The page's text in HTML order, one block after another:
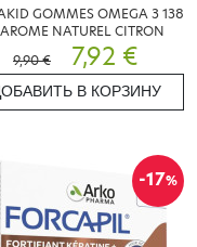
GOMMES OMEGA 3 138
NATUREL CITRON
9,90 €
7,92 €
В КОРЗИНУ
-17%